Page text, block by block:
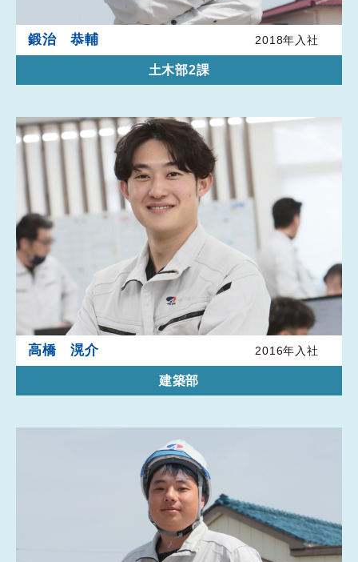
鍛治 恭輔 2018年入社
土木部2課
高橋 滉介 2016年入社
建築部